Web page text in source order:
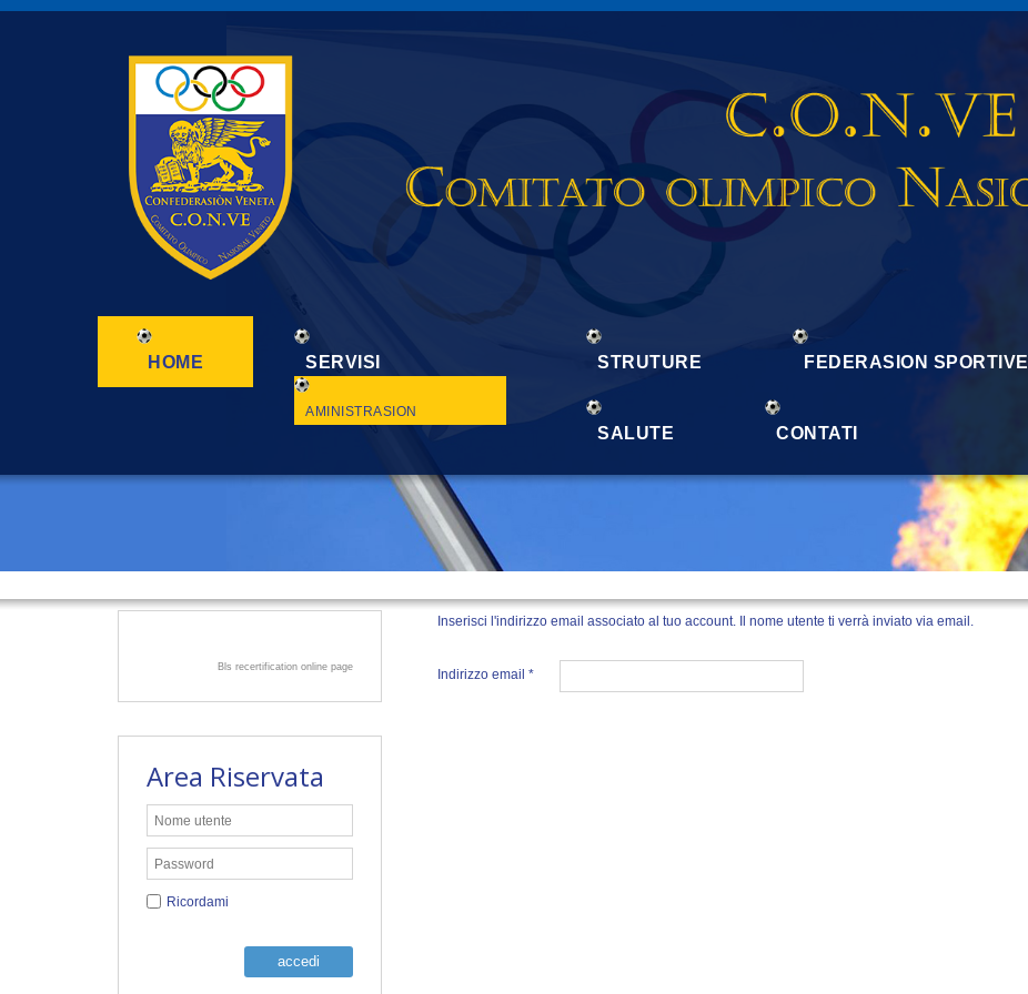
HOME SERVISI
AMINISTRASION
STRUTURE FEDERASION SPORTIVE
SALUTE CONTATI
Bls recertification online page
Area Riservata
Ricordami
accedi
Inserisci l'indirizzo email associato al tuo account. Il nome utente ti verrà inviato via email.
Indirizzo email *